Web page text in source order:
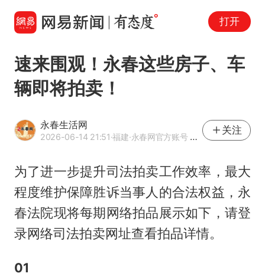
打开
速来围观！永春这些房子、车
辆即将拍卖！
永春生活网
2026-06-14 21:51·福建·永春网官方账号 优质本地内容作者
关注
为了进一步提升司法拍卖工作效率，最大
程度维护保障胜诉当事人的合法权益，永
春法院现将每期网络拍品展示如下，请登
录网络司法拍卖网址查看拍品详情。
01